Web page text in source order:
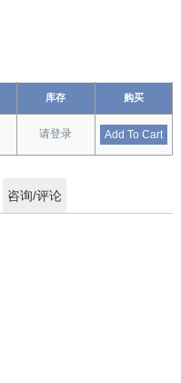
库存 购买
请登录 Add To Cart
咨询/评论